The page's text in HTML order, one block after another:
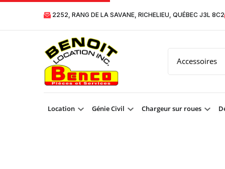
2252, RANG DE LA SAVANE, RICHELIEU, QUÉBEC J3L 8C2
Location Génie Civil Chargeur sur roues